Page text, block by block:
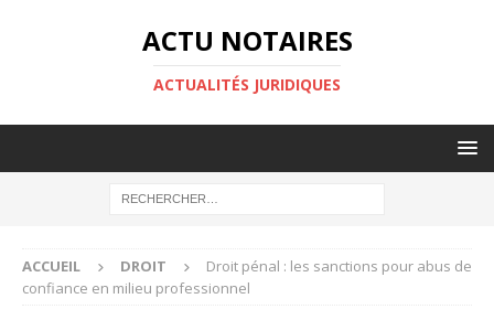
ACTU NOTAIRES
ACTUALITÉS JURIDIQUES
ACCUEIL DROIT
Droit pénal : les sanctions pour abus de
confiance en milieu professionnel